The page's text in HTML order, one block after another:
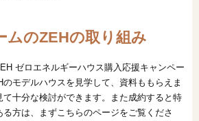
ムのZEHの取り組み
ゼロエネルギーハウス購入応援キャンペー
モデルハウスを見学して、資料ももらえま
十分な検討ができます。また成約すると特
方は、まずこちらのページをご覧くださ